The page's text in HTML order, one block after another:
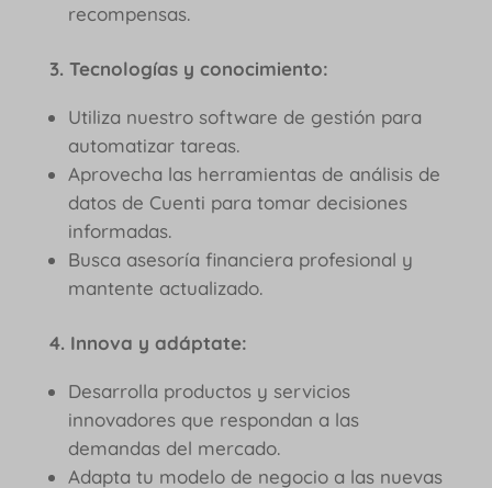
recompensas.
3. Tecnologías y conocimiento:
Utiliza nuestro software de gestión para
automatizar tareas.
Aprovecha las herramientas de análisis de
datos de Cuenti para tomar decisiones
informadas.
Busca asesoría financiera profesional y
mantente actualizado.
4. Innova y adáptate:
Desarrolla productos y servicios
innovadores que respondan a las
demandas del mercado.
Adapta tu modelo de negocio a las nuevas